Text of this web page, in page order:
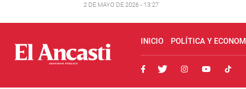
2 DE MAYO DE 2026 - 13:27
INICIO POLÍTICA Y